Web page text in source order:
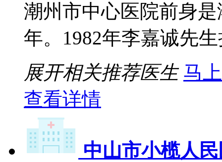
潮州市中心医院前身
年。1982年李嘉诚先
展开相关推荐医生 马
查看详情
中山市小榄人